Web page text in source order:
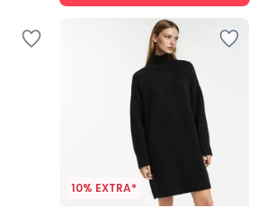
10% EXTRA*